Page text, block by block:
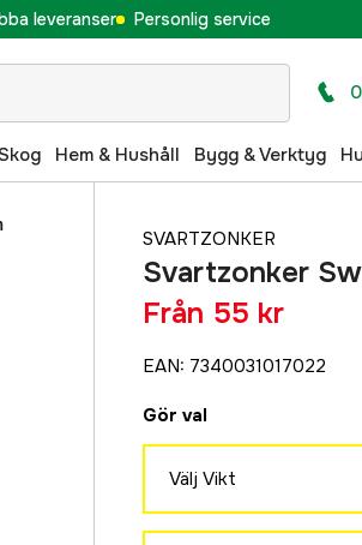
leveranser Personlig service
Hem & Hushåll Bygg & Verktyg
SVARTZONKER
Svartzonker
Från 55 kr
EAN: 7340031017022
Gör val
Välj Vikt
10 g